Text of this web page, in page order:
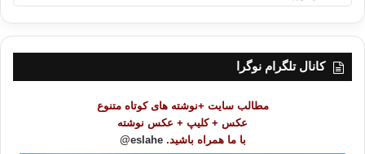
ه
ر
کانال تلگرام نوگرا
مطالب سایت +نوشته های کوتاه متنوع
عکس + کلیپ + عکس نوشته
با ما همراه باشید. eslahe@